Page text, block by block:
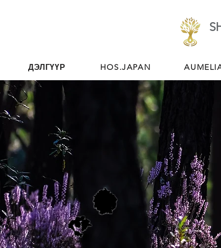
ДЭЛГҮҮР HOS.JAPAN